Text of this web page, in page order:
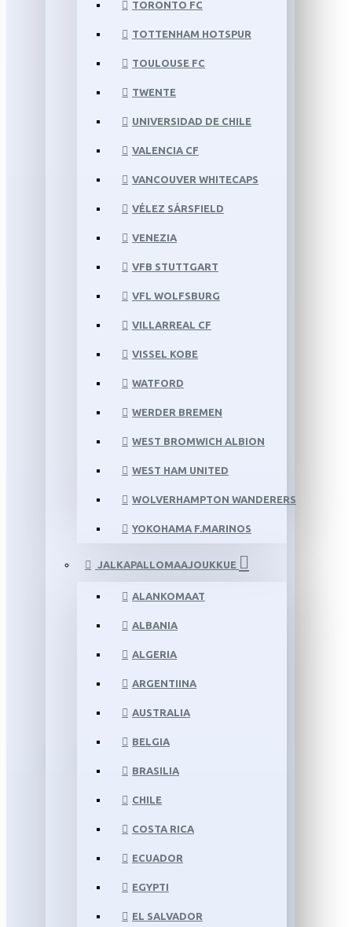
TORONTO FC
TOTTENHAM HOTSPUR
TOULOUSE FC
TWENTE
UNIVERSIDAD DE CHILE
VALENCIA CF
VANCOUVER WHITECAPS
VÉLEZ SÁRSFIELD
VENEZIA
VFB STUTTGART
VFL WOLFSBURG
VILLARREAL CF
VISSEL KOBE
WATFORD
WERDER BREMEN
WEST BROMWICH ALBION
WEST HAM UNITED
WOLVERHAMPTON WANDERERS
YOKOHAMA F.MARINOS
JALKAPALLOMAAJOUKKUE
ALANKOMAAT
ALBANIA
ALGERIA
ARGENTIINA
AUSTRALIA
BELGIA
BRASILIA
CHILE
COSTA RICA
ECUADOR
EGYPTI
EL SALVADOR